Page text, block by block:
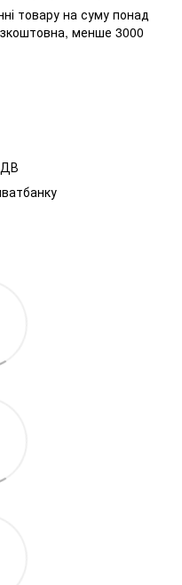
товару на суму понад
менше 3000